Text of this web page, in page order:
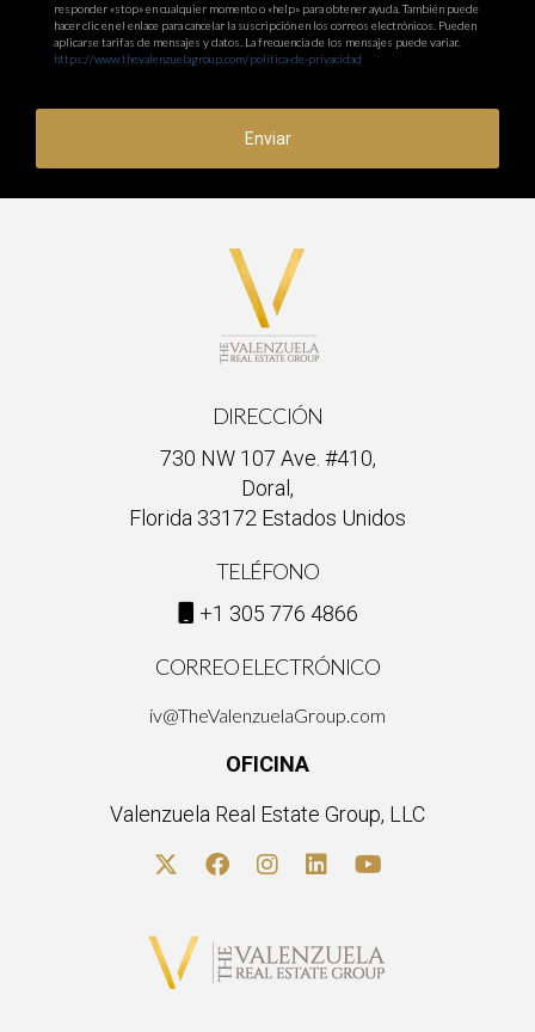
responder «stop» en cualquier momento o «help» para obtener ayuda. También puede
hacer clic en el enlace para cancelar la suscripción en los correos electrónicos. Pueden
aplicarse tarifas de mensajes y datos. La frecuencia de los mensajes puede variar.
https://www.thevalenzuelagroup.com/politica-de-privacidad
Enviar
DIRECCIÓN
730 NW 107 Ave. #410,
Doral,
Florida 33172 Estados Unidos
TELÉFONO
+1 305 776 4866
CORREO ELECTRÓNICO
iv@TheValenzuelaGroup.com
OFICINA
Valenzuela Real Estate Group, LLC